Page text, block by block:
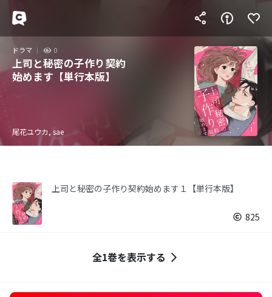
ドラマ 0
上司と秘密の子作り契約
始めます【単行本版】
尾花ユウカ, sae
上司と秘密の子作り契約始めます１【単行本版】
825
全1巻を表示する